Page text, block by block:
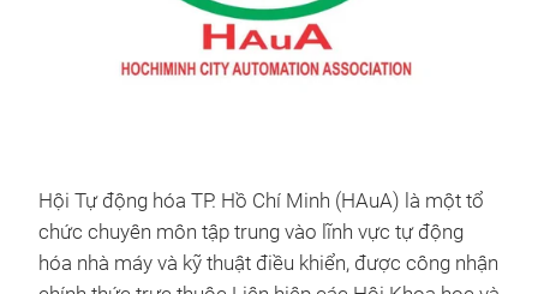
Hội Tự động hóa TP. Hồ Chí Minh (HAuA) là một tổ
chức chuyên môn tập trung vào lĩnh vực tự động
hóa nhà máy và kỹ thuật điều khiển, được công nhận